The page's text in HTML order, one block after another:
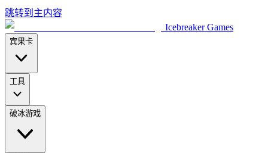
跳转到主内容
Icebreaker Games
宾果卡
工具
破冰游戏